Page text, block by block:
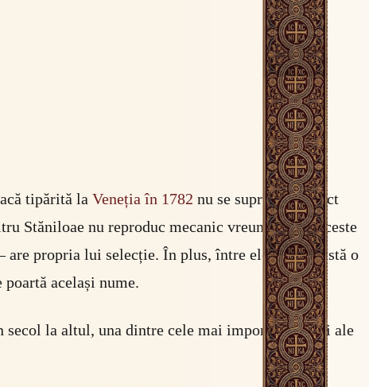
tipărită la Veneția în 1782 nu se suprapune exact
Stăniloae nu reproduc mecanic vreuna dintre aceste
propria lui selecție. În plus, între ele toate există o
același nume.
secol la altul, una dintre cele mai importante cărți ale